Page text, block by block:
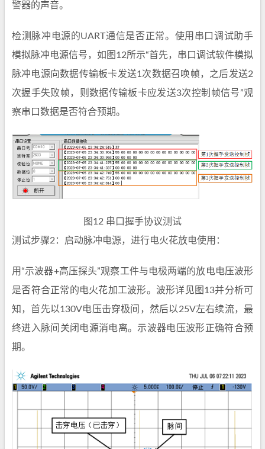
警器的声音。
检测脉冲电源的UART通信是否正常。使用串口调试助手
模拟脉冲电源信号，如图12所示“首先，串口调试软件模拟
脉冲电源向数据传输板卡发送1次数据召唤帧，之后发送2
次握手失败帧，则数据传输板卡应发送3次控制帧信号”观
察串口数据是否符合预期。
图12 串口握手协议测试
测试步骤2：启动脉冲电源，进行电火花放电使用：
用“示波器+高压探头”观察工件与电极两端的放电电压波形
是否符合正常的电火花加工波形。波形详见图13并分析可
知，首先以130V电压击穿极间，然后以25V左右续流，最
终进入脉间关闭电源消电离。示波器电压波形正确符合预
期。